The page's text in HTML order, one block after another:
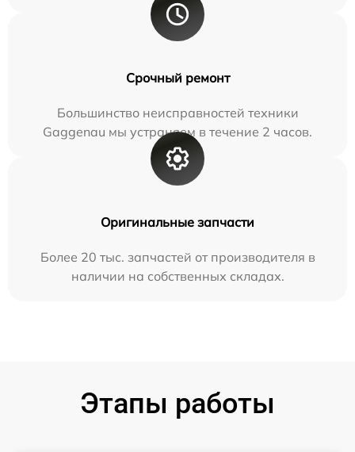
Срочный ремонт
Большинство неисправностей техники
Gaggenau мы устраняем в течение 2 часов.
Оригинальные запчасти
Более 20 тыс. запчастей от производителя в
наличии на собственных складах.
Этапы работы